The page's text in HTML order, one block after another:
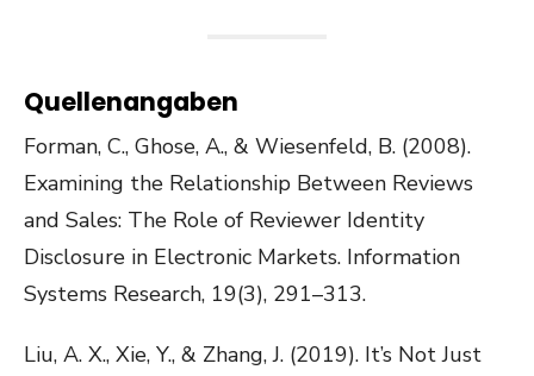
Quellenangaben
Forman, C., Ghose, A., & Wiesenfeld, B. (2008).
Examining the Relationship Between Reviews
and Sales: The Role of Reviewer Identity
Disclosure in Electronic Markets. Information
Systems Research, 19(3), 291–313.
Liu, A. X., Xie, Y., & Zhang, J. (2019). It’s Not Just